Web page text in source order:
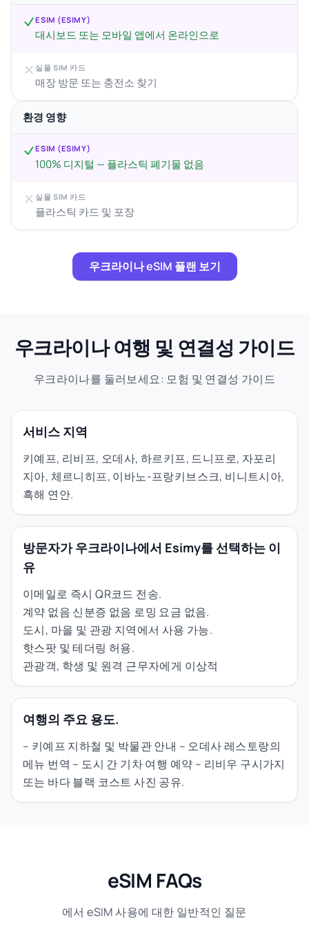
ESIM (ESIMY)
대시보드 또는 모바일 앱에서 온라인으로
실물 SIM 카드
매장 방문 또는 충전소 찾기
환경 영향
ESIM (ESIMY)
100% 디지털 — 플라스틱 폐기물 없음
실물 SIM 카드
플라스틱 카드 및 포장
우크라이나 eSIM 플랜 보기
우크라이나 여행 및 연결성 가이드
우크라이나를 둘러보세요: 모험 및 연결성 가이드
서비스 지역
키예프, 리비프, 오데사, 하르키프, 드니프로, 자포리
지아, 체르니히프, 이바노-프랑키브스크, 비니트시아,
흑해 연안.
방문자가 우크라이나에서 Esimy를 선택하는 이
유
이메일로 즉시 QR코드 전송.
계약 없음 신분증 없음 로밍 요금 없음.
도시, 마을 및 관광 지역에서 사용 가능.
핫스팟 및 테더링 허용.
관광객, 학생 및 원격 근무자에게 이상적
여행의 주요 용도.
– 키예프 지하철 및 박물관 안내 – 오데사 레스토랑의
메뉴 번역 – 도시 간 기차 여행 예약 – 리비우 구시가지
또는 바다 블랙 코스트 사진 공유.
eSIM FAQs
에서 eSIM 사용에 대한 일반적인 질문